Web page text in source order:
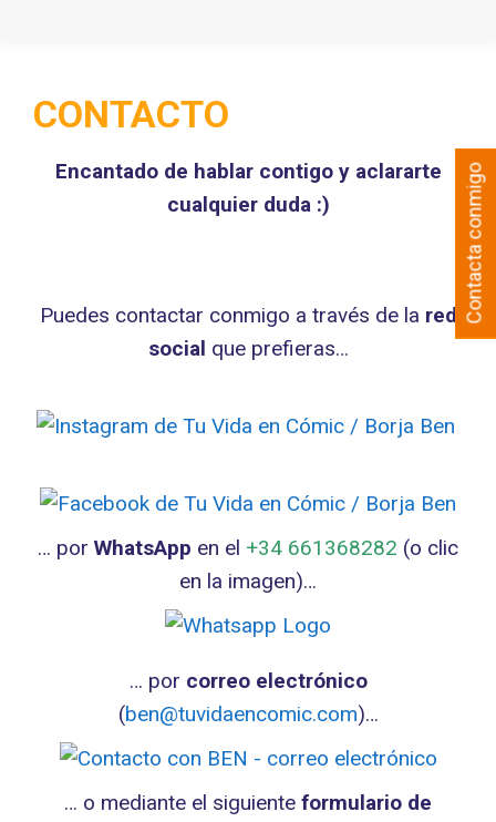
CONTACTO
Encantado de hablar contigo y aclararte
cualquier duda :)​
Puedes contactar conmigo a través de la red
social que prefieras…
… por WhatsApp en el +34 661368282 (o clic
en la imagen)…
… por correo electrónico
(ben@tuvidaencomic.com)…
… o mediante el siguiente formulario de
Contacta conmigo